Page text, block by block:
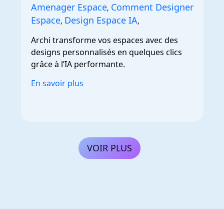
Amenager Espace, Comment Designer
Espace, Design Espace IA,
Archi transforme vos espaces avec des
designs personnalisés en quelques clics
grâce à l’IA performante.
En savoir plus
VOIR PLUS